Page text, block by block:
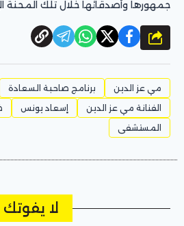
جمهورها وأصدقائها خلال تلك المحنة
شارك
مي عز الدين برنامج صاحبة السعادة
الفنانة مي عز الدين
إسعاد يونس
المستشفى
لا يفوتك